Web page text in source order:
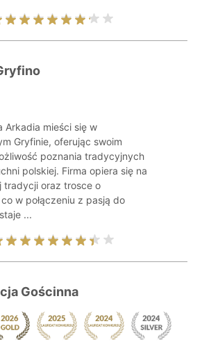
Arkadia mieści się w
Gryfinie, oferując swoim
poznania tradycyjnych
polskiej. Firma opiera się na
tradycji oraz trosce o
w połączeniu z pasją do
...
Gościnna